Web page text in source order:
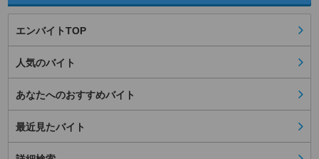
エンバイトTOP
人気のバイト
あなたへのおすすめバイト
最近見たバイト